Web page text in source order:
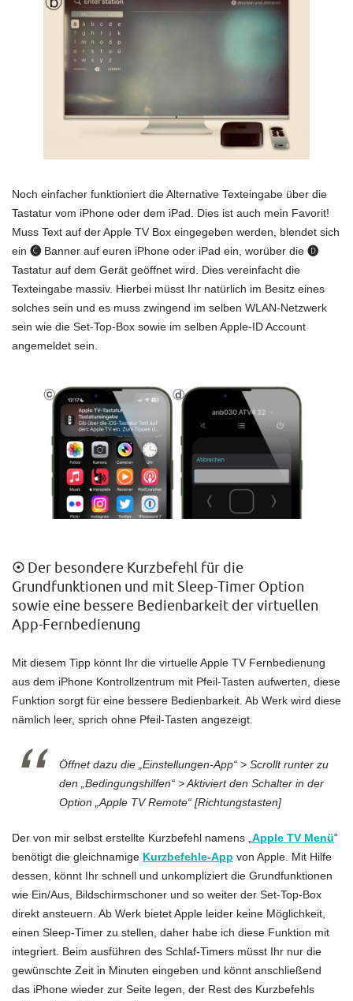
Noch einfacher funktioniert die Alternative Texteingabe über die
Tastatur vom iPhone oder dem iPad. Dies ist auch mein Favorit!
Muss Text auf der Apple TV Box eingegeben werden, blendet sich
ein 🅒 Banner auf euren iPhone oder iPad ein, worüber die 🅓
Tastatur auf dem Gerät geöffnet wird. Dies vereinfacht die
Texteingabe massiv. Hierbei müsst Ihr natürlich im Besitz eines
solches sein und es muss zwingend im selben WLAN-Netzwerk
sein wie die Set-Top-Box sowie im selben Apple-ID Account
angemeldet sein.
☉ Der besondere Kurzbefehl für die
Grundfunktionen und mit Sleep-Timer Option
sowie eine bessere Bedienbarkeit der virtuellen
App-Fernbedienung
Mit diesem Tipp könnt Ihr die virtuelle Apple TV Fernbedienung
aus dem iPhone Kontrollzentrum mit Pfeil-Tasten aufwerten, diese
Funktion sorgt für eine bessere Bedienbarkeit. Ab Werk wird diese
nämlich leer, sprich ohne Pfeil-Tasten angezeigt.
Öffnet dazu die „Einstellungen-App“ > Scrollt runter zu
den „Bedingungshilfen“ > Aktiviert den Schalter in der
Option „Apple TV Remote“ [Richtungstasten]
Der von mir selbst erstellte Kurzbefehl namens „Apple TV Menü“
benötigt die gleichnamige Kurzbefehle-App von Apple. Mit Hilfe
dessen, könnt Ihr schnell und unkompliziert die Grundfunktionen
wie Ein/Aus, Bildschirmschoner und so weiter der Set-Top-Box
direkt ansteuern. Ab Werk bietet Apple leider keine Möglichkeit,
einen Sleep-Timer zu stellen, daher habe ich diese Funktion mit
integriert. Beim ausführen des Schlaf-Timers müsst Ihr nur die
gewünschte Zeit in Minuten eingeben und könnt anschließend
das iPhone wieder zur Seite legen, der Rest des Kurzbefehls